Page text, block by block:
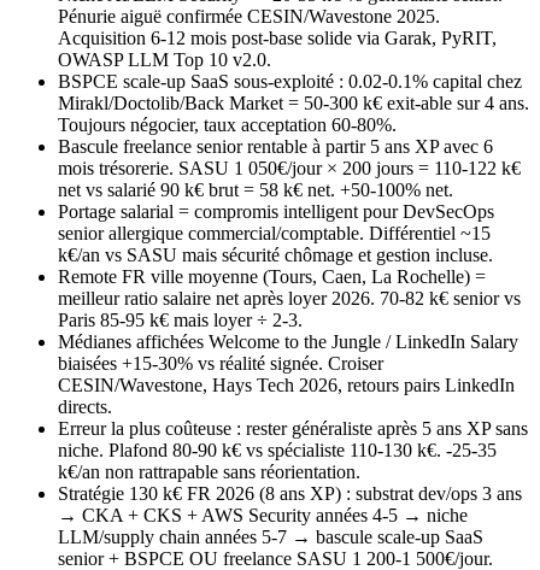
Pénurie aiguë confirmée CESIN/Wavestone 2025.
Acquisition 6-12 mois post-base solide via Garak, PyRIT,
OWASP LLM Top 10 v2.0.
BSPCE scale-up SaaS sous-exploité : 0.02-0.1% capital chez
Mirakl/Doctolib/Back Market = 50-300 k€ exit-able sur 4 ans.
Toujours négocier, taux acceptation 60-80%.
Bascule freelance senior rentable à partir 5 ans XP avec 6
mois trésorerie. SASU 1 050€/jour × 200 jours = 110-122 k€
net vs salarié 90 k€ brut = 58 k€ net. +50-100% net.
Portage salarial = compromis intelligent pour DevSecOps
senior allergique commercial/comptable. Différentiel ~15
k€/an vs SASU mais sécurité chômage et gestion incluse.
Remote FR ville moyenne (Tours, Caen, La Rochelle) =
meilleur ratio salaire net après loyer 2026. 70-82 k€ senior vs
Paris 85-95 k€ mais loyer ÷ 2-3.
Médianes affichées Welcome to the Jungle / LinkedIn Salary
biaisées +15-30% vs réalité signée. Croiser
CESIN/Wavestone, Hays Tech 2026, retours pairs LinkedIn
directs.
Erreur la plus coûteuse : rester généraliste après 5 ans XP sans
niche. Plafond 80-90 k€ vs spécialiste 110-130 k€. -25-35
k€/an non rattrapable sans réorientation.
Stratégie 130 k€ FR 2026 (8 ans XP) : substrat dev/ops 3 ans
→ CKA + CKS + AWS Security années 4-5 → niche
LLM/supply chain années 5-7 → bascule scale-up SaaS
senior + BSPCE OU freelance SASU 1 200-1 500€/jour.